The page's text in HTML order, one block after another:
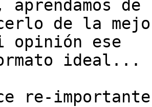
aprendamos de
de la
opinión ese
ideal...
re-